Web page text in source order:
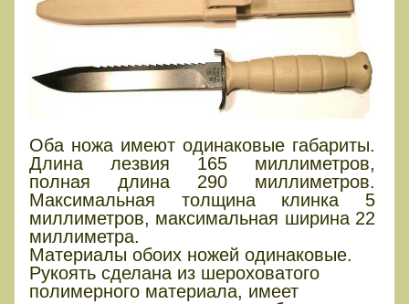
Оба ножа имеют одинаковые габариты.
Длина лезвия 165 миллиметров,
полная длина 290 миллиметров.
Максимальная толщина клинка 5
миллиметров, максимальная ширина 22
миллиметра.
Материалы обоих ножей одинаковые.
Рукоять сделана из шероховатого
полимерного материала, имеет